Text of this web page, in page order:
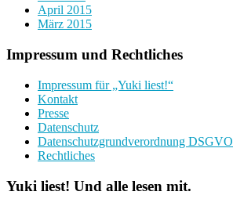
April 2015
März 2015
Impressum und Rechtliches
Impressum für „Yuki liest!“
Kontakt
Presse
Datenschutz
Datenschutzgrundverordnung DSGVO
Rechtliches
Yuki liest! Und alle lesen mit.